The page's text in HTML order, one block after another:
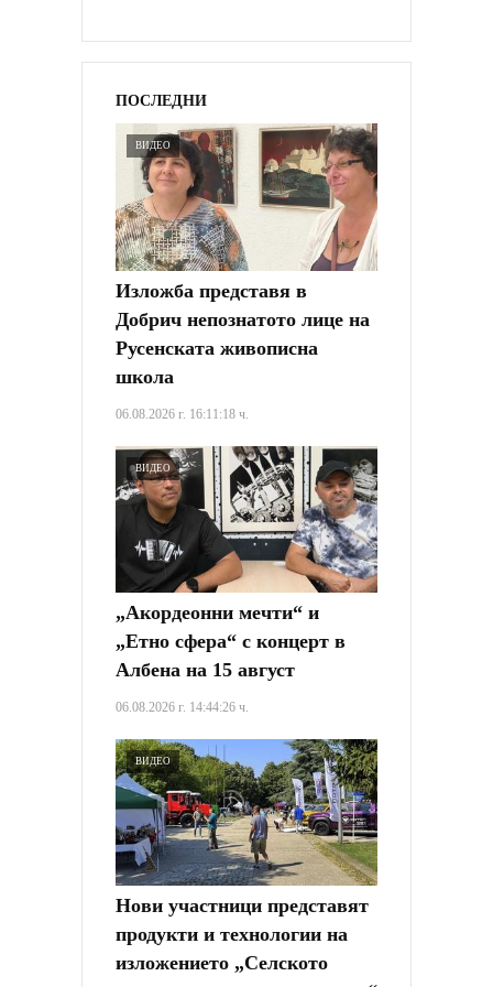
ПОСЛЕДНИ
ВИДЕО
Изложба представя в
Добрич непознатото лице на
Русенската живописна
школа
06.08.2026 г. 16:11:18 ч.
ВИДЕО
„Акордеонни мечти“ и
„Етно сфера“ с концерт в
Албена на 15 август
06.08.2026 г. 14:44:26 ч.
ВИДЕО
Нови участници представят
продукти и технологии на
изложението „Селското